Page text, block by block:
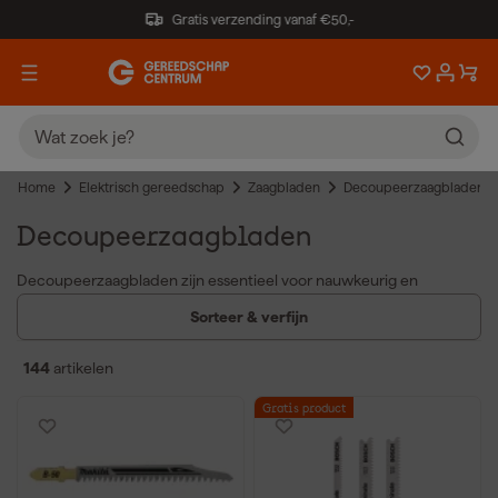
Gratis verzending vanaf €50,-
Home Elektrisch gereedschap Zaagbladen Decoupeerzaagbladen
Decoupeerzaagbladen
Decoupeerzaagbladen zijn essentieel voor nauwkeurig en
veelzijdig zagen. De voordelen van decoupeerzaagbladen zijn
Beschikbaar in verschillende materialen, zoals hoogwaardig
staal of hardmetaal, voor een langere levensduur en betere
Er is een breed assortiment, waaronder
Sorteer & verfijn
144 artikelen
Gratis product